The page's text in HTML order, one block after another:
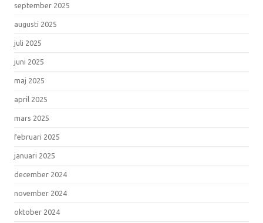
september 2025
augusti 2025
juli 2025
juni 2025
maj 2025
april 2025
mars 2025
februari 2025
januari 2025
december 2024
november 2024
oktober 2024